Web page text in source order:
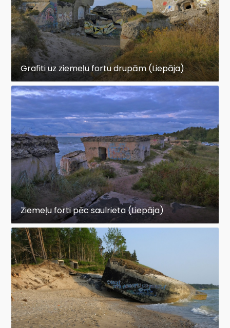
Grafiti uz ziemeļu fortu drupām (Liepāja)
Ziemeļu forti pēc saulrieta (Liepāja)